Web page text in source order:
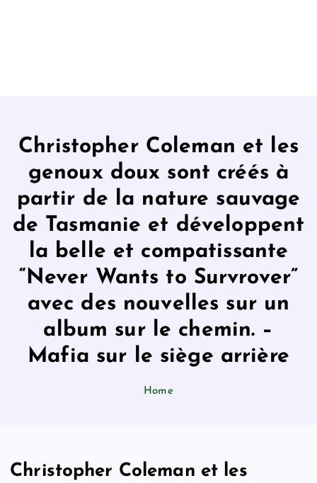
Christopher Coleman et les
genoux doux sont créés à
partir de la nature sauvage
de Tasmanie et développent
la belle et compatissante
“Never Wants to Survrover”
avec des nouvelles sur un
album sur le chemin. –
Mafia sur le siège arrière
Home
Christopher Coleman et les